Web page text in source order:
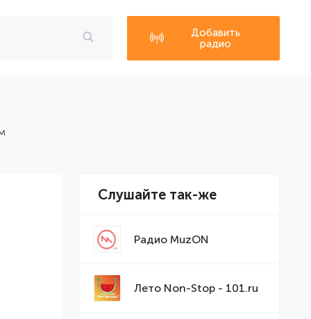
Добавить
радио
Слушайте так-же
Радио MuzON
Лето Non-Stop - 101.ru